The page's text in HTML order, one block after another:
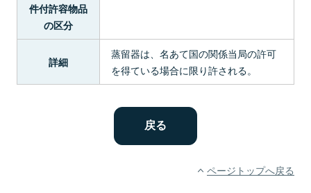
件付許容物品
の区分
詳細
蒸留器は、名あて国の関係当局の許可
を得ている場合に限り許される。
ページトップへ戻る